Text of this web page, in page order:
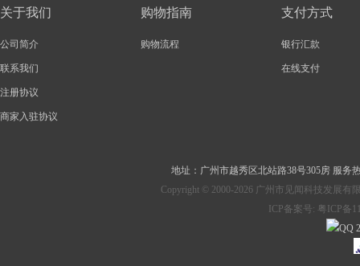
关于我们
公司简介
联系我们
注册协议
商家入驻协议
购物指南
购物流程
支付方式
银行汇款
在线支付
地址： 广州市越秀区北站路38号305房 服务
Copyright © 2000-2026 广州市见闻科技发展
ICP备案号: 粤ICP备